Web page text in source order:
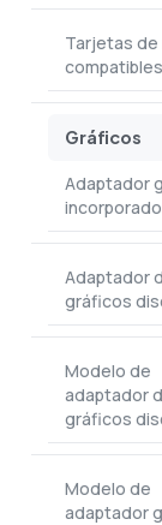
Tarjetas de
Gráficos
Adaptador
Adaptador
gráficos
Modelo de
adaptador
gráficos
Modelo de
adaptador